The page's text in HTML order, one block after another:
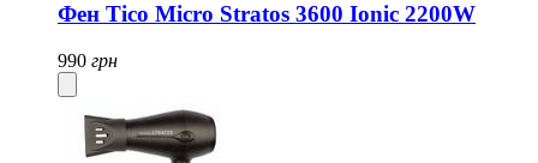
Фен Tico Micro Stratos 3600 Ionic 2200W
990 грн